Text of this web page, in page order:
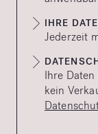
IHRE
Jederzeit
Ihre
kein